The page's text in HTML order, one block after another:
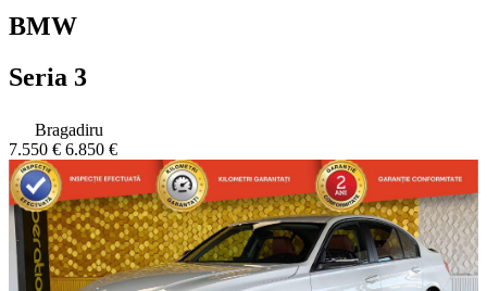
BMW
Seria 3
Bragadiru
7.550 € 6.850 €